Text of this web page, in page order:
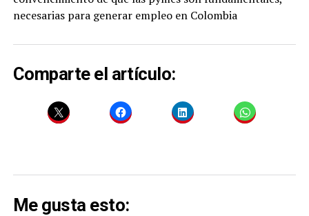
necesarias para generar empleo en Colombia
Comparte el artículo:
Me gusta esto: